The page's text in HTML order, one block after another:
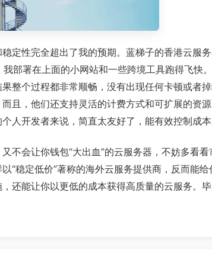
定性完全超出了我的预期。蓝梯子的香港云服
部署在上面的小网站和一些跨境工具跑得飞快
整个过程都非常顺畅，没有出现任何卡顿或者掉
且，他们还支持灵活的计费方式和可扩展的资
人开发者来说，简直太友好了，能有效控制成本
不会让你钱包“大出血”的云服务器，不妨多看
“稳定低价”著称的海外云服务提供商，反而能给
还能让你以更低的成本获得高质量的云服务。